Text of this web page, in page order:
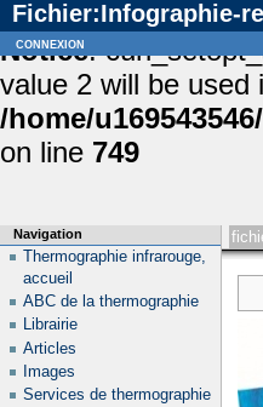
Notice:
value 2 will be used
/home/
on line 749
Fichier:Infographie-
Navigation
Thermographie infrarouge,
accueil
ABC de la thermographie
Librairie
Articles
Images
Services de thermographie
connexion